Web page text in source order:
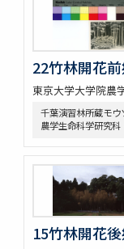
22竹林開花
東京大学大学院農
千葉演習林所蔵モ
農学生命科学研究科
15竹林開花